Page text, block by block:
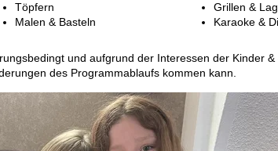
Töpfern
Malen & Basteln
Grillen &
Karaoke &
und aufgrund der Interessen der Kinder &
des Programmablaufs kommen kann.